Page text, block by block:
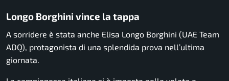
Longo Borghini vince la tappa
A sorridere è stata anche Elisa Longo Borghini (UAE Team
ADQ), protagonista di una splendida prova nell’ultima
giornata.